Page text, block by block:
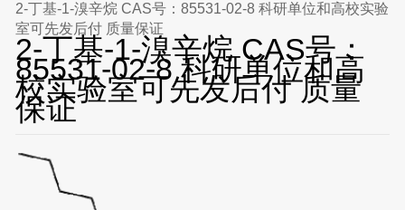
2-丁基-1-溴辛烷 CAS号：85531-02-8 科研单位和高校实验
室可先发后付 质量保证
2-丁基-1-溴辛烷 CAS号：
85531-02-8 科研单位和高
校实验室可先发后付 质量
保证